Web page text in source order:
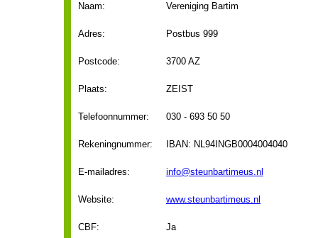
Naam: Vereniging Bartim
Adres: Postbus 999
Postcode: 3700 AZ
Plaats: ZEIST
Telefoonnummer: 030 - 693 50 50
Rekeningnummer: IBAN: NL94INGB0004004040
E-mailadres: info@steunbartimeus.nl
Website: www.steunbartimeus.nl
CBF: Ja